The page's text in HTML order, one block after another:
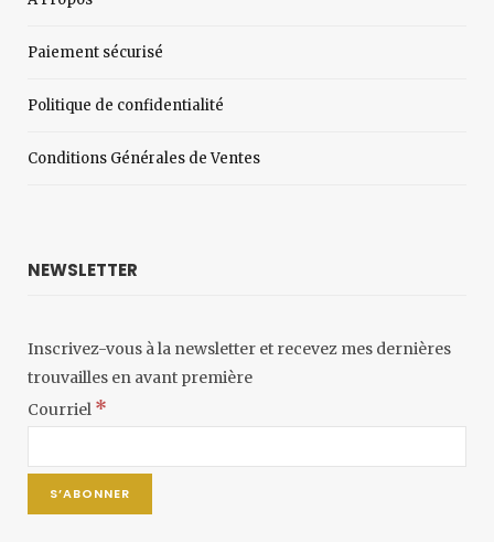
Paiement sécurisé
Politique de confidentialité
Conditions Générales de Ventes
NEWSLETTER
Inscrivez-vous à la newsletter et recevez mes dernières
trouvailles en avant première
Courriel *